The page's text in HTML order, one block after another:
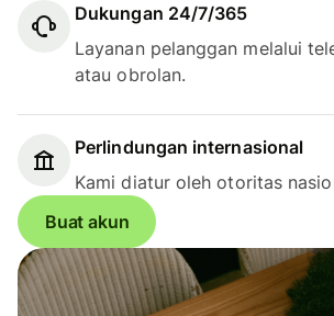
Dukungan 24/7/365
Layanan pelanggan melalui
atau obrolan.
Perlindungan internasional
Kami diatur oleh otoritas
Buat akun